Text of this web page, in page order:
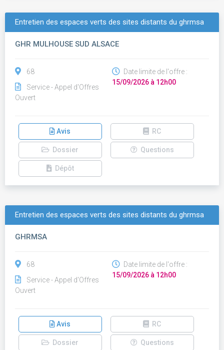
Entretien des espaces verts des sites distants du ghrmsa
GHR MULHOUSE SUD ALSACE
68
Service - Appel d'Offres
Ouvert
Date limite de l'offre :
15/09/2026 à 12h00
Avis RC
Dossier Questions
Dépôt
Entretien des espaces verts des sites distants du ghrmsa
GHRMSA
68
Service - Appel d'Offres
Ouvert
Date limite de l'offre :
15/09/2026 à 12h00
Avis RC
Dossier Questions